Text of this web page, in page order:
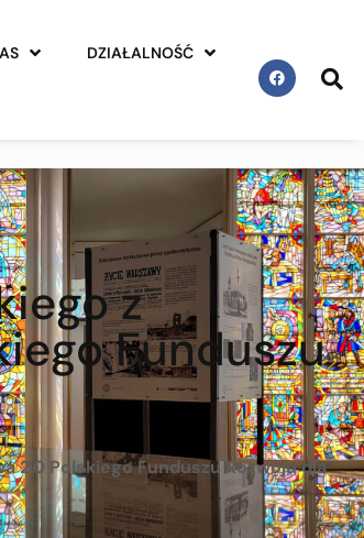
DZIAŁALNOŚĆ
z
Funduszu
2.0 Polskiego Funduszu Rozwoju dla